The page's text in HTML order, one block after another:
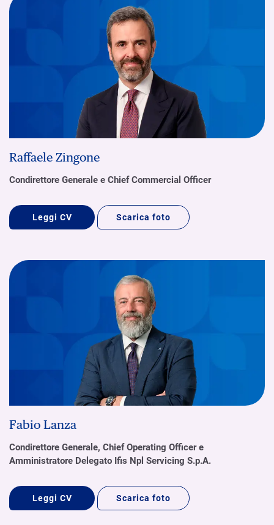
Raffaele Zingone
Condirettore Generale e Chief Commercial Officer
Leggi CV Scarica foto
Fabio Lanza
Condirettore Generale, Chief Operating Officer e
Amministratore Delegato Ifis Npl Servicing S.p.A.
Leggi CV Scarica foto